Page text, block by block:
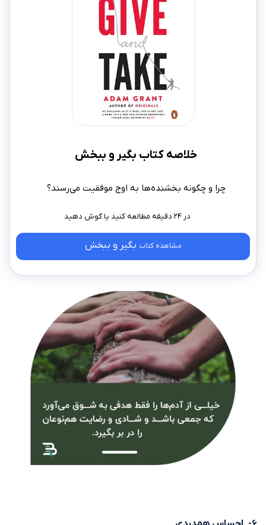
خلاصه کتاب بگیر و ببخش
چرا و چگونه بخشنده‌ها به اوج موفقیت می‌رسند؟
در ۲۴ دقیقه مطالعه کنید
مشاهده کتاب بگیر و ببخش